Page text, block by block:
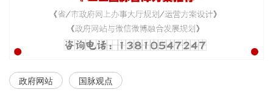
政府网站 国脉观点